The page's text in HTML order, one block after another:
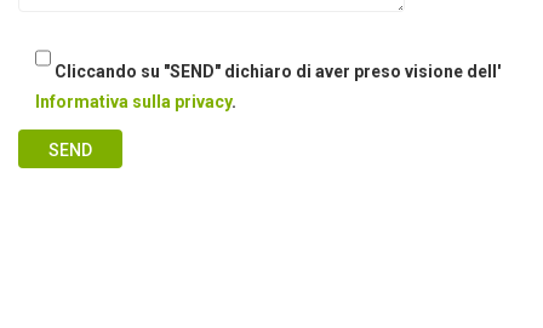
Cliccando su "SEND" dichiaro di aver preso visione dell'
Informativa sulla privacy.